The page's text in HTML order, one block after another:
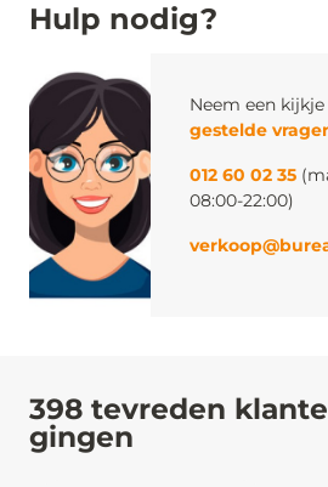
Hulp nodig?
Neem een
gestelde
012 60 02 35
08:00-22:00)
398 tevreden
gingen